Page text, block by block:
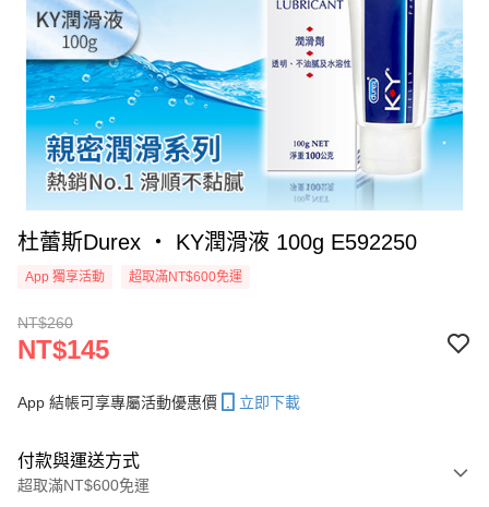
杜蕾斯Durex ‧ KY潤滑液 100g E592250
App 獨享活動 超取滿NT$600免運
NT$260
NT$145
App 結帳可享專屬活動優惠價 立即下載
付款與運送方式
超取滿NT$600免運